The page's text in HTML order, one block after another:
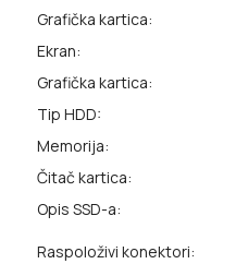
Grafička kartica:
Ekran:
Grafička kartica:
Tip HDD:
Memorija:
Čitač kartica:
Opis SSD-a:
Raspoloživi konektori: